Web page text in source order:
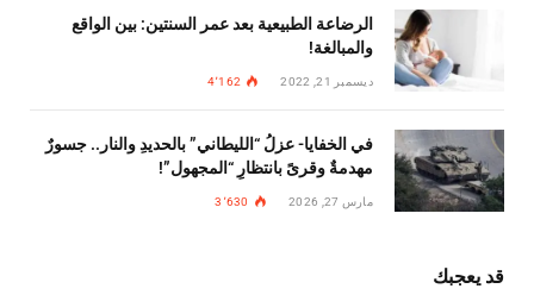
الرضاعة الطبيعية بعد عمر السنتين: بين الواقع
والمبالغة!
ديسمبر 21, 2022 4٬162
في الخفايا- عزلُ “الليطاني” بالحديدِ والنار.. جسورٌ
مهدمةٌ وقرىً بانتظارِ “المجهول”!
مارس 27, 2026 3٬630
قد يعجبك